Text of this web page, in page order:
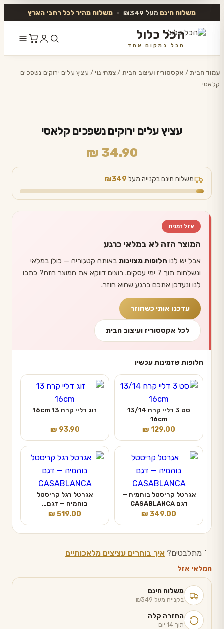
משלוח חינם מעל ₪349 • משלוח מהיר לכל רחבי הארץ
הכל כלול
הכל במקום אחד
לתוכן
עמוד הבית/ אקססוריז ועיצוב הבית /צמחי נוי / עציץ עלים ירוקים נשפכים
קלאסי
עציץ עלים ירוקים נשפכים קלאסי
₪ 34.90
משלוח חינם בקנייה מעל ₪349
אזל זמנית
המוצר הזה לא במלאי כרגע
אבל יש לנו חלופות מצוינות באותה קטגוריה — כולן במלאי
ונשלחות תוך 7 ימי עסקים. רוצים דווקא את המוצר הזה? כתבו
לנו ונעדכן אתכם ברגע שהוא חוזר.
עדכנו אותי כשחוזר
לכל אקססוריז ועיצוב הבית
חלופות שזמינות עכשיו
סט 3 דליי קרח 13/14
16cm
₪ 129.00
זוג דליי קרח 13 16cm
₪ 93.90
אגרטל קריסטל בוהמיה —
דגם CASABLANCA
₪ 349.00
אגרטל רגל קריסטל
בוהמיה — דגם…
₪ 519.00
📘 מתלבטים? איך בוחרים עציצים מלאכותיים
המלאי אזל
משלוח חינם
בקנייה מעל ₪349
החזרה קלה
תוך 14 יום